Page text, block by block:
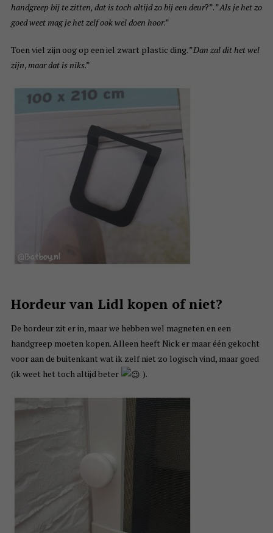
handgreep bij te zitten, dat is toch altijd zo bij een deur?”. ”Als je het zo
goed weet mag je het zelf ook wel doen hoor.”
Toen viel zijn oog op een iel zwart plastic ding. ”Dan zal dit het wel
zijn, maar dat is niks.”
Hordeur van Lidl kopen of niet?
De hordeur zit er in, maar we hebben wel magneten en een
handgreep moeten kopen. Alleen heeft Nick er maar één gekocht
voor aan de buitenkant wat ik zelf niet zo logisch vind, maar goed
(ik weet het toch altijd beter
).